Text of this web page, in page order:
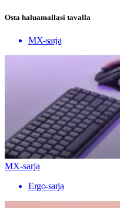
Osta haluamallasi tavalla
MX-sarja
MX-sarja
Ergo-sarja